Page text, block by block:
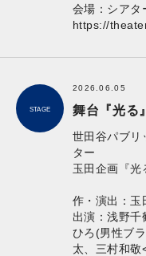
会場：シアタ
https://
STAGE
2026.06.05
舞台『光る
世田谷パブリ
ター
玉田企画『光
作・演出：玉
出演：浅野千
ひろ(男性ブ
太、三村和敬